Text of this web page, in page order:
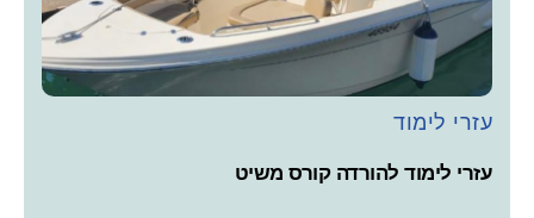
עזרי לימוד
עזרי לימוד להורדה קורס משיט